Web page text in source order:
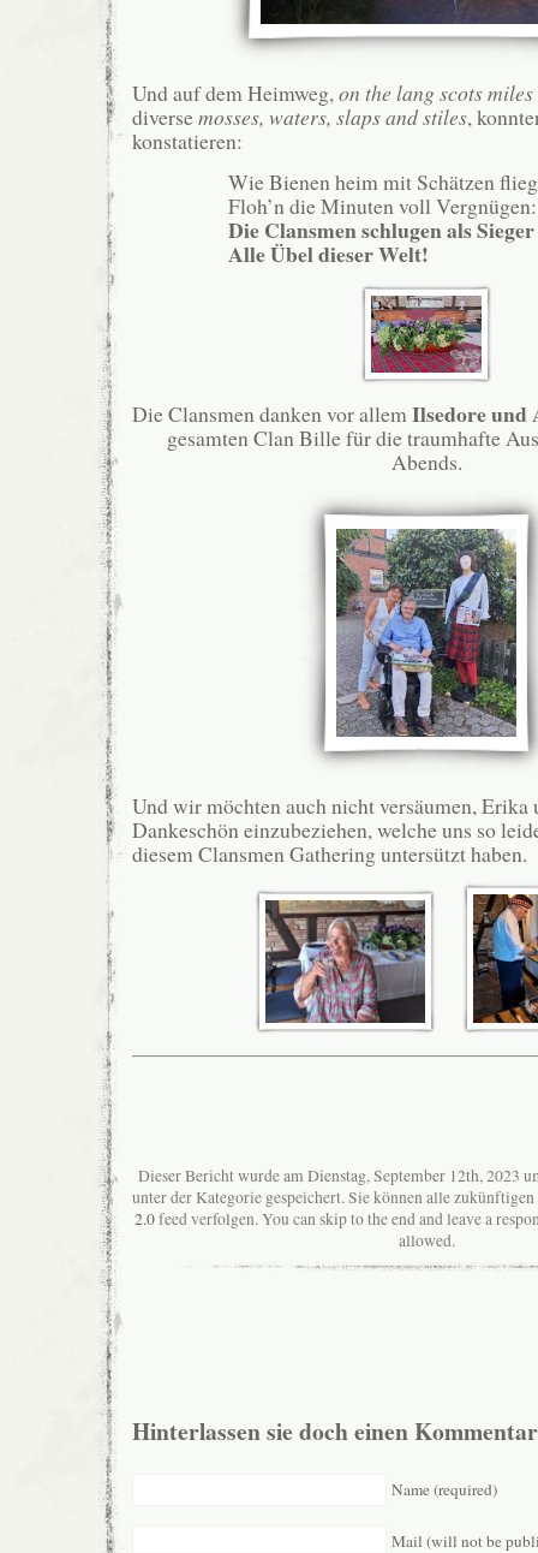
Und auf dem Heimweg, on the lang scots miles
diversemosses, waters, slaps and stiles,
konstatieren:
Wie Bienen heim mit Schätzen
Floh’n die Minuten voll Vergnügen:
Die Clansmen schlugen als
Alle Übel dieser Welt!
Die Clansmen danken vor allemIlsedore und
gesamten Clan Bille für die traumhafte
Abends.
Und wir möchten auch nicht versäumen, Erika
Dankeschön einzubeziehen, welche uns so
diesem Clansmen Gathering untersützt haben.
Dieser Bericht wurde am Dienstag, September 12th, 2023
unter der Kategorie gespeichert. Sie können alle
2.0feed verfolgen. You can skip to the end and leave a
allowed.
Hinterlassen sie doch einen
Name (required)
Mail (will not be